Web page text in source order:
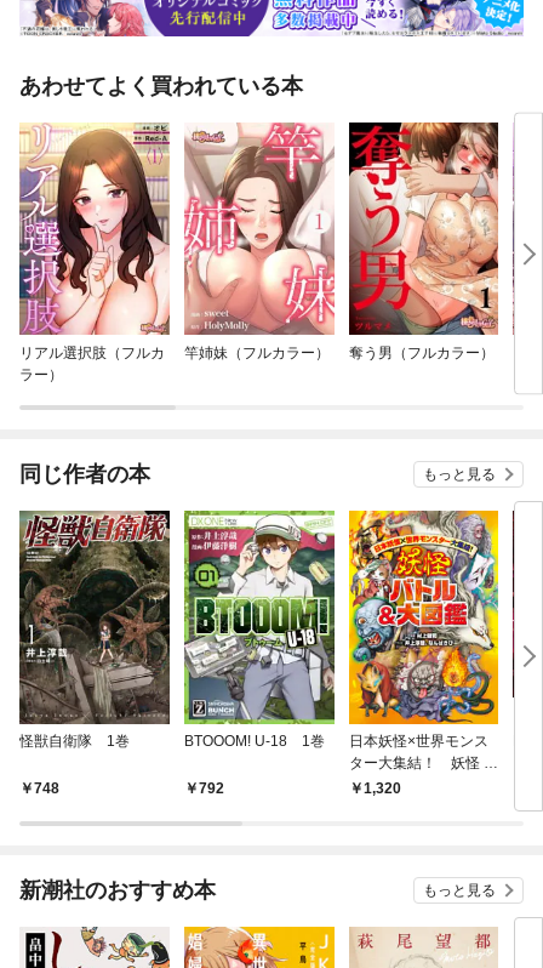
あわせてよく買われている本
リアル選択肢（フルカ
ラー）
竿姉妹（フルカラー） 奪う男（フルカラー）
指
同じ作者の本 もっと見る
怪獣自衛隊 1巻
748
BTOOOM! U-18 1巻
792
日本妖怪×世界モンス
ター大集結！ 妖怪 バ
トル＆大図鑑
1,320
新潮社のおすすめ本 もっと見る